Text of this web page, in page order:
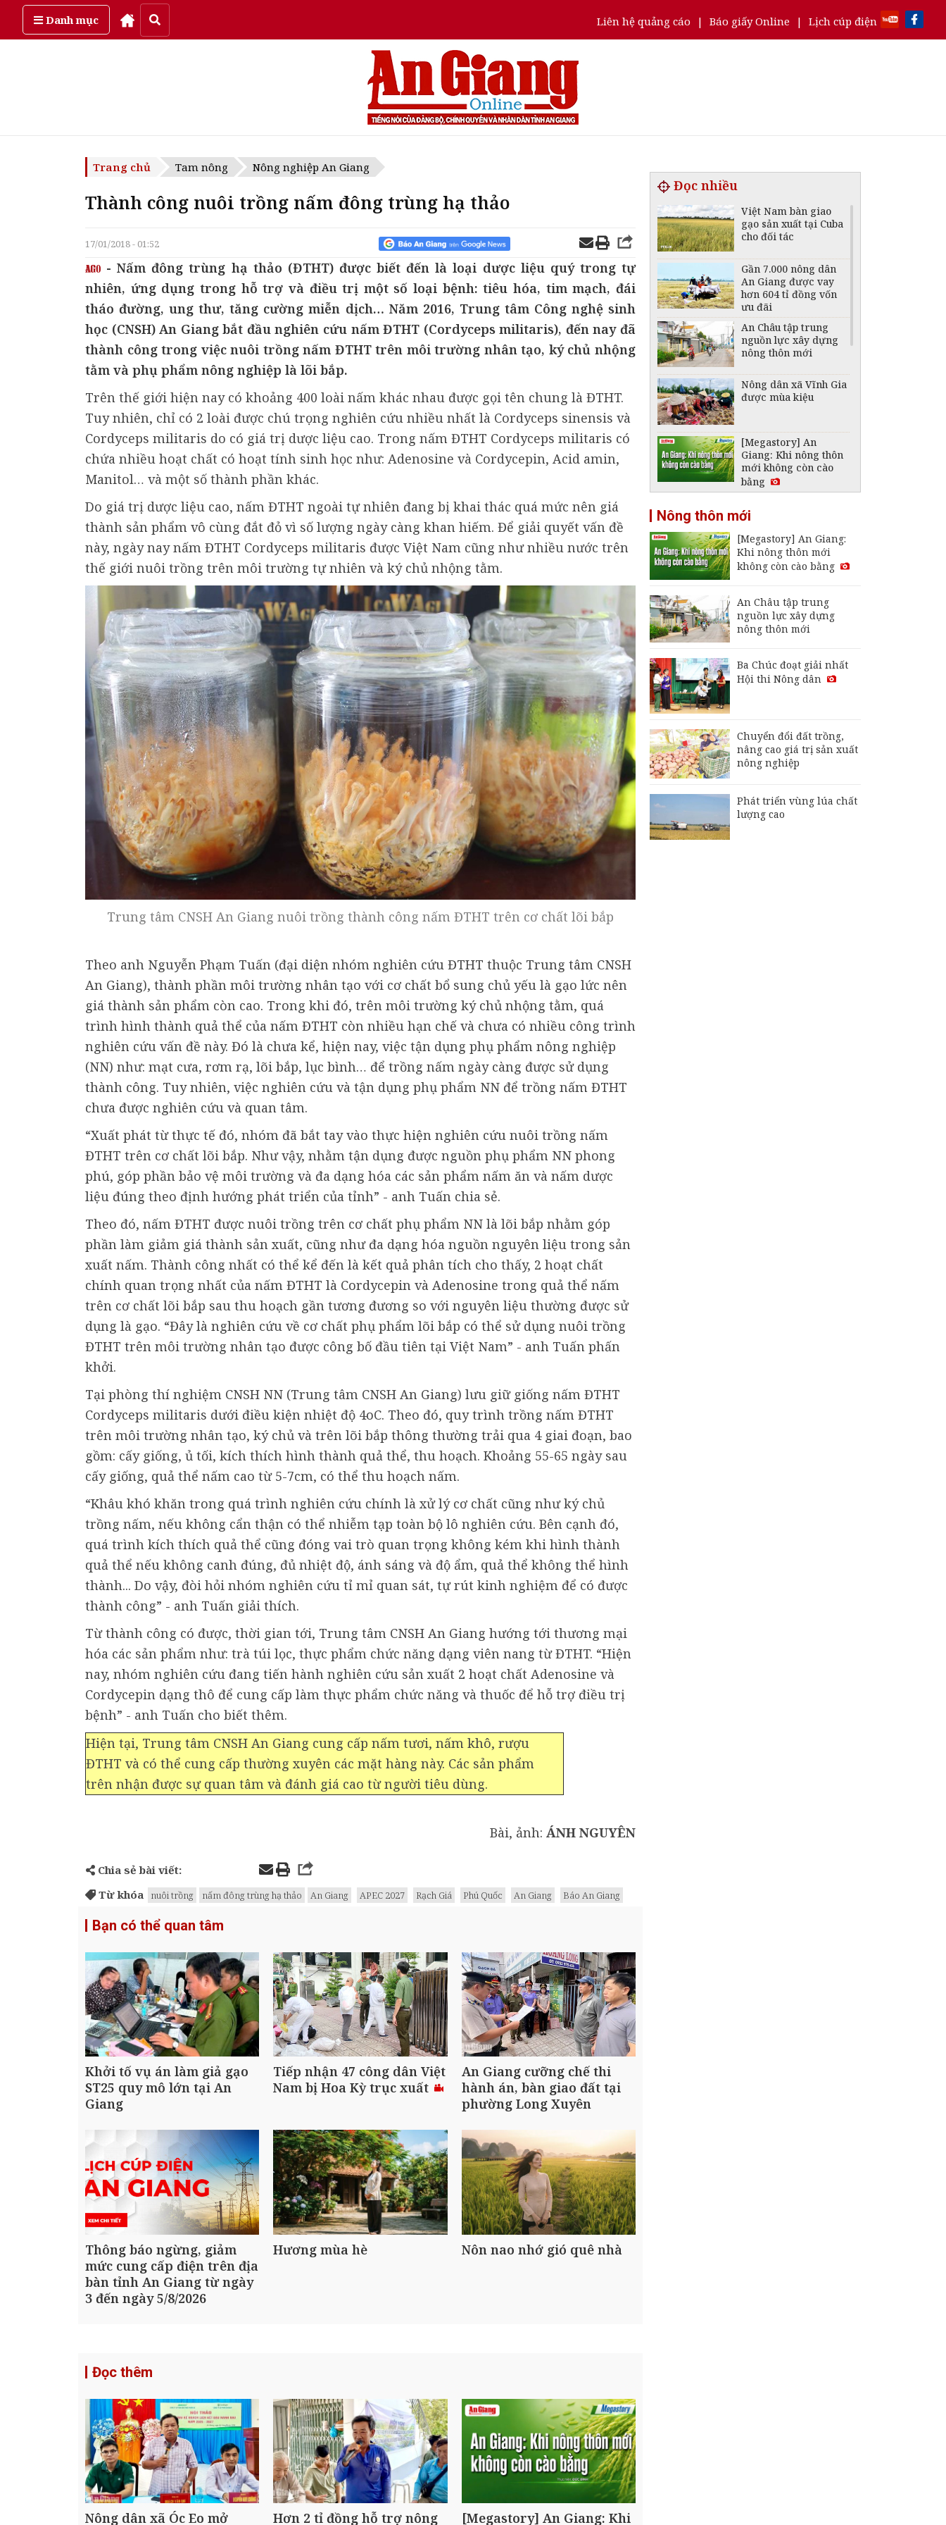
Danh mục Liên hệ quảng cáo | Báo giấy Online | Lịch cúp điện
Thứ năm, ngày 6/08/2026
Trang chủ Tam nông Nông nghiệp An Giang
Thành công nuôi trồng nấm đông trùng hạ thảo
17/01/2018 - 01:52
- Nấm đông trùng hạ thảo (ĐTHT) được biết đến là loại dược liệu quý trong tự
nhiên, ứng dụng trong hỗ trợ và điều trị một số loại bệnh: tiêu hóa, tim mạch, đái
tháo đường, ung thư, tăng cường miễn dịch… Năm 2016, Trung tâm Công nghệ sinh
học (CNSH) An Giang bắt đầu nghiên cứu nấm ĐTHT (Cordyceps militaris), đến nay đã
thành công trong việc nuôi trồng nấm ĐTHT trên môi trường nhân tạo, ký chủ nhộng
tằm và phụ phẩm nông nghiệp là lõi bắp.
Trên thế giới hiện nay có khoảng 400 loài nấm khác nhau được gọi tên chung là ĐTHT.
Tuy nhiên, chỉ có 2 loài được chú trọng nghiên cứu nhiều nhất là Cordyceps sinensis và
Cordyceps militaris do có giá trị dược liệu cao. Trong nấm ĐTHT Cordyceps militaris có
chứa nhiều hoạt chất có hoạt tính sinh học như: Adenosine và Cordycepin, Acid amin,
Manitol… và một số thành phần khác.
Do giá trị dược liệu cao, nấm ĐTHT ngoài tự nhiên đang bị khai thác quá mức nên giá
thành sản phẩm vô cùng đắt đỏ vì số lượng ngày càng khan hiếm. Để giải quyết vấn đề
này, ngày nay nấm ĐTHT Cordyceps militaris được Việt Nam cũng như nhiều nước trên
thế giới nuôi trồng trên môi trường tự nhiên và ký chủ nhộng tằm.
Trung tâm CNSH An Giang nuôi trồng thành công nấm ĐTHT trên cơ chất lõi bắp
Theo anh Nguyễn Phạm Tuấn (đại diện nhóm nghiên cứu ĐTHT thuộc Trung tâm CNSH
An Giang), thành phần môi trường nhân tạo với cơ chất bổ sung chủ yếu là gạo lức nên
giá thành sản phẩm còn cao. Trong khi đó, trên môi trường ký chủ nhộng tằm, quá
trình hình thành quả thể của nấm ĐTHT còn nhiều hạn chế và chưa có nhiều công trình
nghiên cứu vấn đề này. Đó là chưa kể, hiện nay, việc tận dụng phụ phẩm nông nghiệp
(NN) như: mạt cưa, rơm rạ, lõi bắp, lục bình… để trồng nấm ngày càng được sử dụng
thành công. Tuy nhiên, việc nghiên cứu và tận dụng phụ phẩm NN để trồng nấm ĐTHT
chưa được nghiên cứu và quan tâm.
“Xuất phát từ thực tế đó, nhóm đã bắt tay vào thực hiện nghiên cứu nuôi trồng nấm
ĐTHT trên cơ chất lõi bắp. Như vậy, nhằm tận dụng được nguồn phụ phẩm NN phong
phú, góp phần bảo vệ môi trường và đa dạng hóa các sản phẩm nấm ăn và nấm dược
liệu đúng theo định hướng phát triển của tỉnh” - anh Tuấn chia sẻ.
Theo đó, nấm ĐTHT được nuôi trồng trên cơ chất phụ phẩm NN là lõi bắp nhằm góp
phần làm giảm giá thành sản xuất, cũng như đa dạng hóa nguồn nguyên liệu trong sản
xuất nấm. Thành công nhất có thể kể đến là kết quả phân tích cho thấy, 2 hoạt chất
chính quan trọng nhất của nấm ĐTHT là Cordycepin và Adenosine trong quả thể nấm
trên cơ chất lõi bắp sau thu hoạch gần tương đương so với nguyên liệu thường được sử
dụng là gạo. “Đây là nghiên cứu về cơ chất phụ phẩm lõi bắp có thể sử dụng nuôi trồng
ĐTHT trên môi trường nhân tạo được công bố đầu tiên tại Việt Nam” - anh Tuấn phấn
khởi.
Tại phòng thí nghiệm CNSH NN (Trung tâm CNSH An Giang) lưu giữ giống nấm ĐTHT
Cordyceps militaris dưới điều kiện nhiệt độ 4oC. Theo đó, quy trình trồng nấm ĐTHT
trên môi trường nhân tạo, ký chủ và trên lõi bắp thông thường trải qua 4 giai đoạn, bao
gồm: cấy giống, ủ tối, kích thích hình thành quả thể, thu hoạch. Khoảng 55-65 ngày sau
cấy giống, quả thể nấm cao từ 5-7cm, có thể thu hoạch nấm.
“Khâu khó khăn trong quá trình nghiên cứu chính là xử lý cơ chất cũng như ký chủ
trồng nấm, nếu không cẩn thận có thể nhiễm tạp toàn bộ lô nghiên cứu. Bên cạnh đó,
quá trình kích thích quả thể cũng đóng vai trò quan trọng không kém khi hình thành
quả thể nếu không canh đúng, đủ nhiệt độ, ánh sáng và độ ẩm, quả thể không thể hình
thành... Do vậy, đòi hỏi nhóm nghiên cứu tỉ mỉ quan sát, tự rút kinh nghiệm để có được
thành công” - anh Tuấn giải thích.
Từ thành công có được, thời gian tới, Trung tâm CNSH An Giang hướng tới thương mại
hóa các sản phẩm như: trà túi lọc, thực phẩm chức năng dạng viên nang từ ĐTHT. “Hiện
nay, nhóm nghiên cứu đang tiến hành nghiên cứu sản xuất 2 hoạt chất Adenosine và
Cordycepin dạng thô để cung cấp làm thực phẩm chức năng và thuốc để hỗ trợ điều trị
bệnh” - anh Tuấn cho biết thêm.
Hiện tại, Trung tâm CNSH An Giang cung cấp nấm tươi, nấm khô, rượu
ĐTHT và có thể cung cấp thường xuyên các mặt hàng này. Các sản phẩm
trên nhận được sự quan tâm và đánh giá cao từ người tiêu dùng.
Bài, ảnh: ÁNH NGUYÊN
Chia sẻ bài viết:
Từ khóa
nuôi trồng nấm đông trùng hạ thảo An Giang APEC 2027 Rạch Giá Phú Quốc An Giang Báo An Giang
Bạn có thể quan tâm
Khởi tố vụ án làm giả gạo
ST25 quy mô lớn tại An
Giang
Tiếp nhận 47 công dân Việt
Nam bị Hoa Kỳ trục xuất
An Giang cưỡng chế thi
hành án, bàn giao đất tại
phường Long Xuyên
Thông báo ngừng, giảm
mức cung cấp điện trên địa
bàn tỉnh An Giang từ ngày
3 đến ngày 5/8/2026
Hương mùa hè Nôn nao nhớ gió quê nhà
Đọc thêm
Nông dân xã Óc Eo mở Hơn 2 tỉ đồng hỗ trợ nông [Megastory] An Giang: Khi
Đọc nhiều
Việt Nam bàn giao
gạo sản xuất tại Cuba
cho đối tác
Gần 7.000 nông dân
An Giang được vay
hơn 604 tỉ đồng vốn
ưu đãi
An Châu tập trung
nguồn lực xây dựng
nông thôn mới
Nông dân xã Vĩnh Gia
được mùa kiệu
[Megastory] An
Giang: Khi nông thôn
mới không còn cào
bằng
bao tiêu trái cây cho
Trung
Hơn 2 tỉ đồng hỗ trợ
nông dân Tri Tôn làm
giảm phát thải
Nông dân An Giang
tăng lợi nhuận nhờ
Nông dân xã Óc Eo
mở rộng diện tích
Nông thôn mới
[Megastory] An Giang:
Khi nông thôn mới
không còn cào bằng
An Châu tập trung
nguồn lực xây dựng
nông thôn mới
Ba Chúc đoạt giải nhất
Hội thi Nông dân
Chuyển đổi đất trồng,
nâng cao giá trị sản xuất
nông nghiệp
Phát triển vùng lúa chất
lượng cao